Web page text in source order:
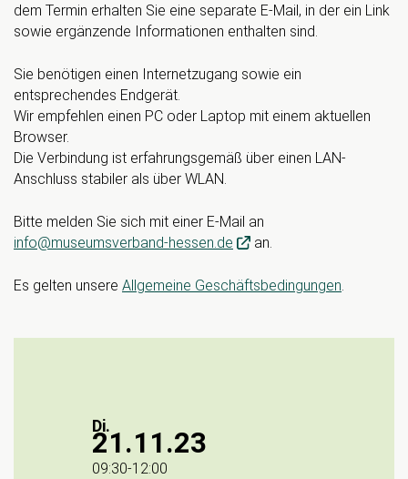
dem Termin erhalten Sie eine separate E-Mail, in der ein Link
sowie ergänzende Informationen enthalten sind.
Sie benötigen einen Internetzugang sowie ein
entsprechendes Endgerät.
Wir empfehlen einen PC oder Laptop mit einem aktuellen
Browser.
Die Verbindung ist erfahrungsgemäß über einen LAN-
Anschluss stabiler als über WLAN.
Bitte melden Sie sich mit einer E-Mail an
info@museumsverband-hessen.de
an.
Es gelten unsere Allgemeine Geschäftsbedingungen.
Di.
21.11.23
09:30-12:00